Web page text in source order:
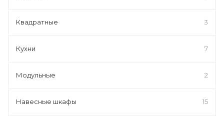
Квадратные 3
Кухни 7
Модульные 2
Навесные шкафы 15